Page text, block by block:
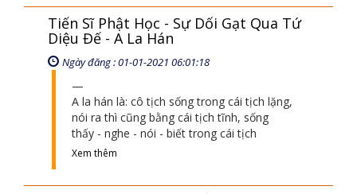
Tiến Sĩ Phật Học - Sự Dối Gạt Qua Tứ
Diệu Đế - A La Hán
Ngày đăng : 01-01-2021 06:01:18
A la hán là: cô tịch sống trong cái tịch lặng,
nói ra thì cũng bằng cái tịch tĩnh, sống
thấy - nghe - nói - biết trong cái tịch
Xem thêm